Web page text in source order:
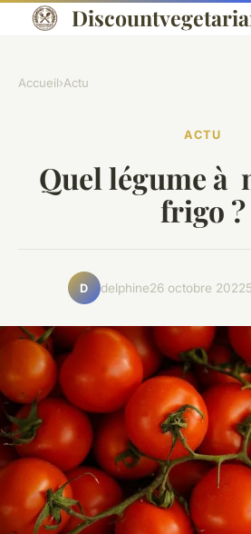
Accueil›Actu
ACTU
Quel légume à
frigo ?
D delphine26 octobre 2022